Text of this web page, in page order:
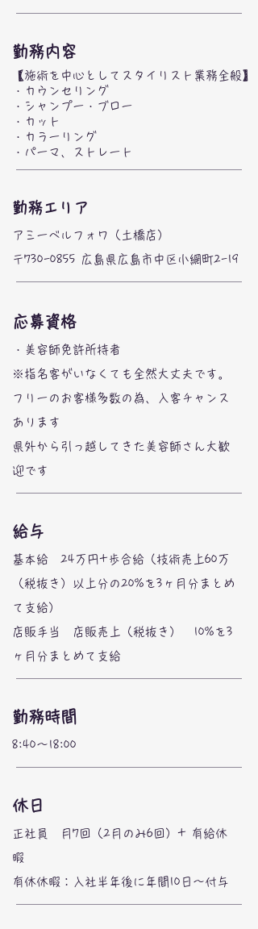
勤務内容
【施術を中心としてスタイリスト業務全般】
・カウンセリング
・シャンプー・ブロー
・カット
・カラーリング
・パーマ、ストレート
勤務エリア
アミーベルフォワ（土橋店）
​〒730-0855 広島県広島市中区小網町2-19
応募資格
・美容師免許所持者
※指名客がいなくても全然大丈夫です。
フリーのお客様多数の為、入客チャンス
あります
​県外から引っ越してきた美容師さん大歓
迎です
​給与
基本給 24万円+歩合給（技術売上60万
（税抜き）以上分の20%を3ヶ月分まとめ
て支給）
店販手当 店販売上（税抜き） 10%を3
ヶ月分まとめて支給
勤務時間
8:40〜18:00
休日
正社員 月7回（2月のみ6回）+ 有給休
暇
​有休休暇：入社半年後に年間10日〜付与